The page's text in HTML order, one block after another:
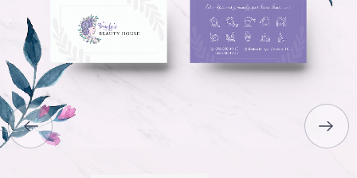
ПРО НАС
ПОРТФОЛІО
БРИФИ